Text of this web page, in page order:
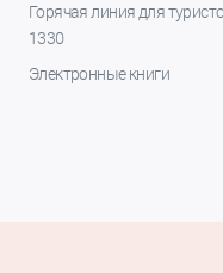
Горячая линия для
1330
Электронные книги